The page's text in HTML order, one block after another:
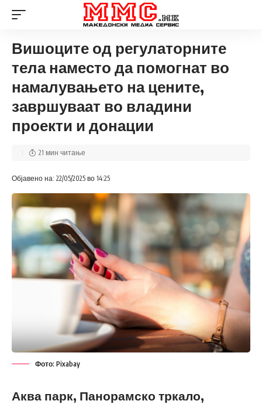
Вишоците од регулаторните
тела наместо да помогнат во
намалувањето на цените,
завршуваат во владини
проекти и донации
Објавено на: 22/05/2025 во 14:25
21 мин читање
Фото: Pixabay
Аква парк, Панорамско тркало,